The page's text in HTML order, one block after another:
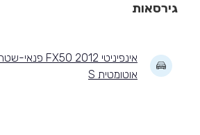
גירסאות
אוטומטית S